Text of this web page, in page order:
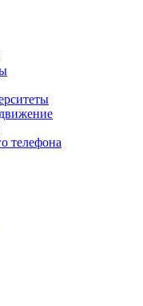
телефона